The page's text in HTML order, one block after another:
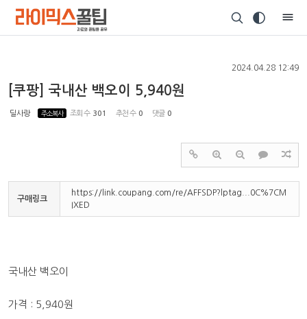
2024.04.28 12:49
[쿠팡] 국내산 백오이 5,940원
딜사랑 주소복사 조회 수 301 추천 수 0 댓글 0
구매링크
https://link.coupang.com/re/AFFSDP?lptag...0C%7CM
IXED
국내산 백오이
가격 : 5,940원
Sketchbook5, 스케치북5
Sketchbook5, 스케치북5